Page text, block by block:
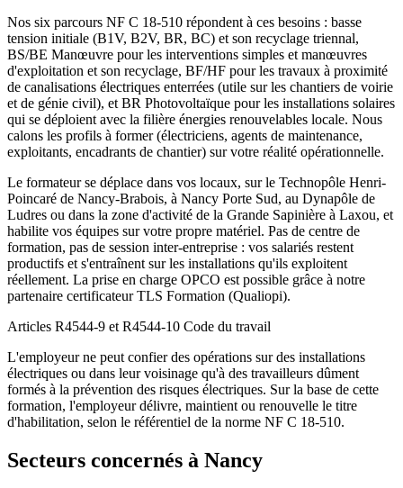
Nos six parcours NF C 18-510 répondent à ces besoins : basse
tension initiale (B1V, B2V, BR, BC) et son recyclage triennal,
BS/BE Manœuvre pour les interventions simples et manœuvres
d'exploitation et son recyclage, BF/HF pour les travaux à proximité
de canalisations électriques enterrées (utile sur les chantiers de voirie
et de génie civil), et BR Photovoltaïque pour les installations solaires
qui se déploient avec la filière énergies renouvelables locale. Nous
calons les profils à former (électriciens, agents de maintenance,
exploitants, encadrants de chantier) sur votre réalité opérationnelle.
Le formateur se déplace dans vos locaux, sur le Technopôle Henri-
Poincaré de Nancy-Brabois, à Nancy Porte Sud, au Dynapôle de
Ludres ou dans la zone d'activité de la Grande Sapinière à Laxou, et
habilite vos équipes sur votre propre matériel. Pas de centre de
formation, pas de session inter-entreprise : vos salariés restent
productifs et s'entraînent sur les installations qu'ils exploitent
réellement. La prise en charge OPCO est possible grâce à notre
partenaire certificateur TLS Formation (Qualiopi).
Articles R4544-9 et R4544-10 Code du travail
L'employeur ne peut confier des opérations sur des installations
électriques ou dans leur voisinage qu'à des travailleurs dûment
formés à la prévention des risques électriques. Sur la base de cette
formation, l'employeur délivre, maintient ou renouvelle le titre
d'habilitation, selon le référentiel de la norme NF C 18-510.
Secteurs concernés à Nancy